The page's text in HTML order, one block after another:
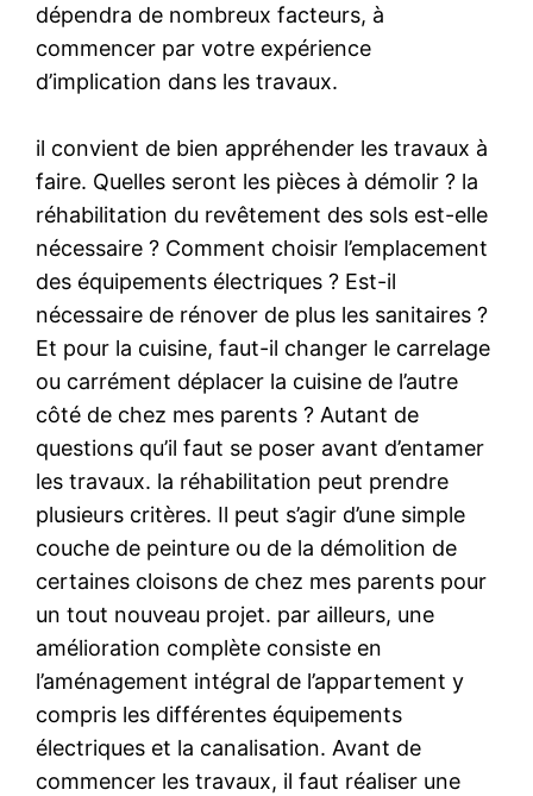
dépendra de nombreux facteurs, à
commencer par votre expérience
d’implication dans les travaux.
il convient de bien appréhender les travaux à
faire. Quelles seront les pièces à démolir ? la
réhabilitation du revêtement des sols est-elle
nécessaire ? Comment choisir l’emplacement
des équipements électriques ? Est-il
nécessaire de rénover de plus les sanitaires ?
Et pour la cuisine, faut-il changer le carrelage
ou carrément déplacer la cuisine de l’autre
côté de chez mes parents ? Autant de
questions qu’il faut se poser avant d’entamer
les travaux. la réhabilitation peut prendre
plusieurs critères. Il peut s’agir d’une simple
couche de peinture ou de la démolition de
certaines cloisons de chez mes parents pour
un tout nouveau projet. par ailleurs, une
amélioration complète consiste en
l’aménagement intégral de l’appartement y
compris les différentes équipements
électriques et la canalisation. Avant de
commencer les travaux, il faut réaliser une